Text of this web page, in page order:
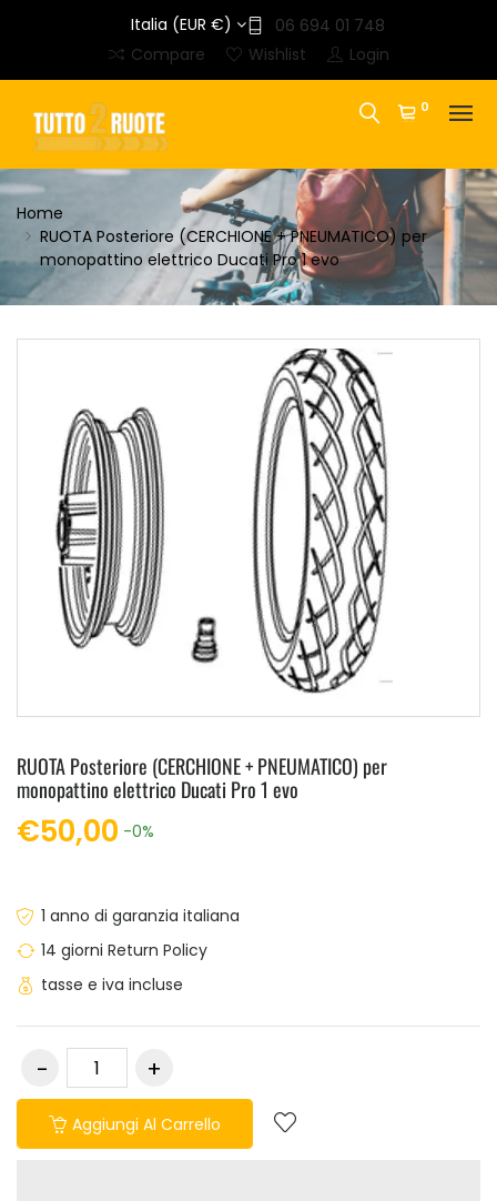
Italia (EUR €)
06 694 01 748
Compare
Wishlist Login
0
Home
RUOTA Posteriore (CERCHIONE + PNEUMATICO) per
monopattino elettrico Ducati Pro 1 evo
RUOTA Posteriore (CERCHIONE + PNEUMATICO) per
monopattino elettrico Ducati Pro 1 evo
€50,00 -0%
1 anno di garanzia italiana
14 giorni Return Policy
tasse e iva incluse
Aggiungi Al Carrello